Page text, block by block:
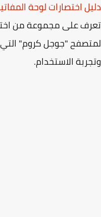
اختصارات لوحة
على مجموعة من
"جوجل كروم"
الاستخدام.